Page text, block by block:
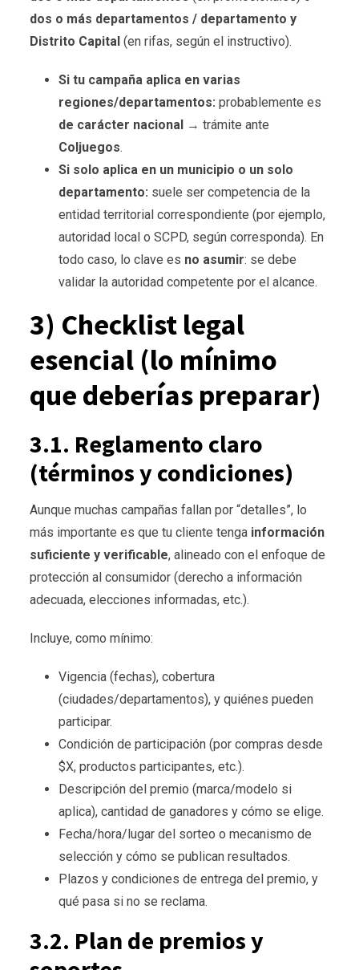
dos o más departamentos / departamento y
Distrito Capital (en rifas, según el instructivo).
Si tu campaña aplica en varias
regiones/departamentos: probablemente es
de carácter nacional → trámite ante
Coljuegos.
Si solo aplica en un municipio o un solo
departamento: suele ser competencia de la
entidad territorial correspondiente (por ejemplo,
autoridad local o SCPD, según corresponda). En
todo caso, lo clave es no asumir: se debe
validar la autoridad competente por el alcance.
3) Checklist legal
esencial (lo mínimo
que deberías preparar)
3.1. Reglamento claro
(términos y condiciones)
Aunque muchas campañas fallan por “detalles”, lo
más importante es que tu cliente tenga información
suficiente y verificable, alineado con el enfoque de
protección al consumidor (derecho a información
adecuada, elecciones informadas, etc.).
Incluye, como mínimo:
Vigencia (fechas), cobertura
(ciudades/departamentos), y quiénes pueden
participar.
Condición de participación (por compras desde
$X, productos participantes, etc.).
Descripción del premio (marca/modelo si
aplica), cantidad de ganadores y cómo se elige.
Fecha/hora/lugar del sorteo o mecanismo de
selección y cómo se publican resultados.
Plazos y condiciones de entrega del premio, y
qué pasa si no se reclama.
3.2. Plan de premios y